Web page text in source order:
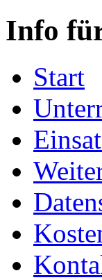
Info
Start